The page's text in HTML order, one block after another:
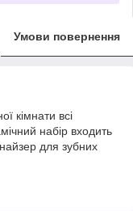
Умови повернення
кімнати всі
набір входить
для зубних